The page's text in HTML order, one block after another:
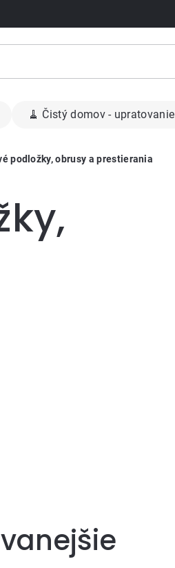
🧹 Čistý domov - upratovanie
podložky, obrusy a prestierania